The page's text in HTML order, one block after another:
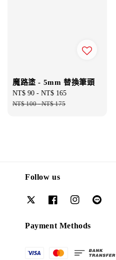
魔路塗 - 5mm 替換筆頭
Sale
price
NT$ 90 - NT$ 165
NT$ 100-NT$ 175
Follow us
Payment Methods